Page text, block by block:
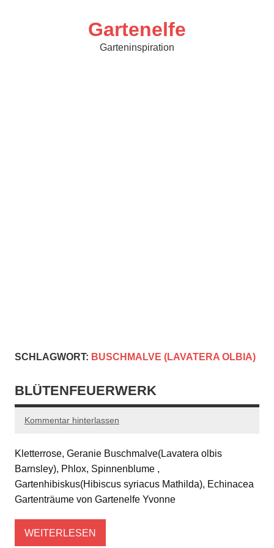
Gartenelfe
Garteninspiration
SCHLAGWORT: BUSCHMALVE (LAVATERA OLBIA)
BLÜTENFEUERWERK
Kommentar hinterlassen
Kletterrose, Geranie Buschmalve(Lavatera olbis
Barnsley), Phlox, Spinnenblume ,
Gartenhibiskus(Hibiscus syriacus Mathilda), Echinacea
Gartenträume von Gartenelfe Yvonne
WEITERLESEN